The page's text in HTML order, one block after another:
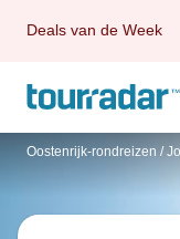
Deals van de Week
Oostenrijk-rondreizen /